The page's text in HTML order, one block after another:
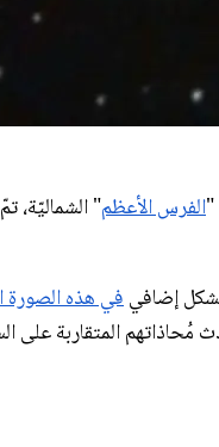
الفرس الأعظم
إضافيفي هذه الصورة